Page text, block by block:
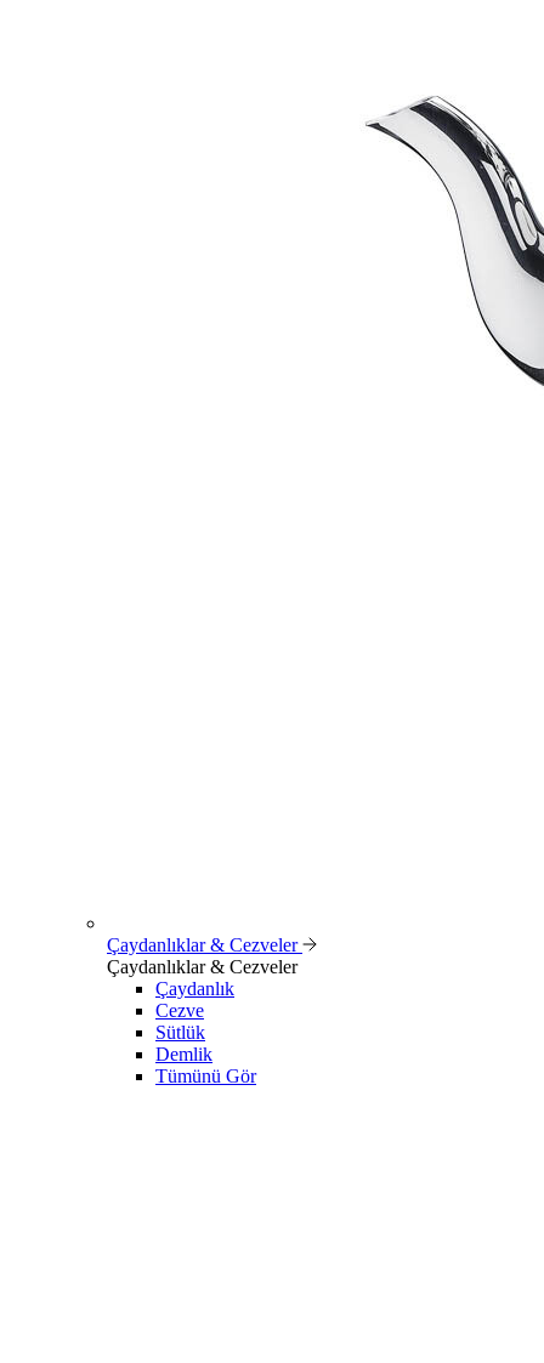
Çaydanlıklar & Cezveler
Çaydanlıklar & Cezveler
Çaydanlık
Cezve
Sütlük
Demlik
Tümünü Gör